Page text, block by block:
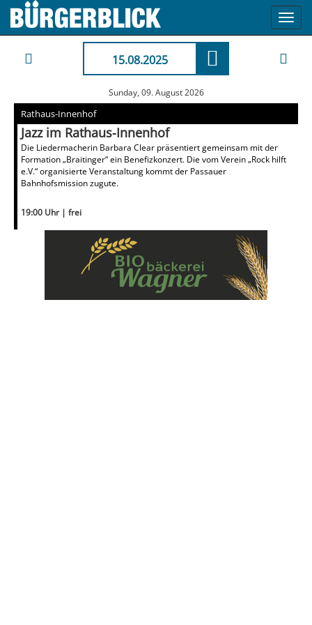
15.08.2025
Sunday, 09. August 2026
Rathaus-Innenhof
Jazz im Rathaus-Innenhof
Die Liedermacherin Barbara Clear präsentiert gemeinsam mit der
Formation „Braitinger“ ein Benefizkonzert. Die vom Verein „Rock hilft
e.V.“ organisierte Veranstaltung kommt der Passauer
Bahnhofsmission zugute.
19:00 Uhr | frei